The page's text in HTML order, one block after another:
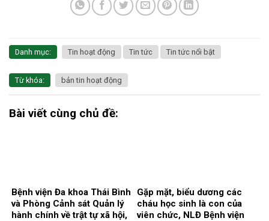
Danh mục: Tin hoạt động Tin tức Tin tức nổi bật
Từ khóa: bản tin hoạt động
Bài viết cùng chủ đề:
Bệnh viện Đa khoa Thái Bình
và Phòng Cảnh sát Quản lý
hành chính về trật tự xã hội,
Gặp mặt, biểu dương các
cháu học sinh là con của
viên chức, NLĐ Bệnh viện